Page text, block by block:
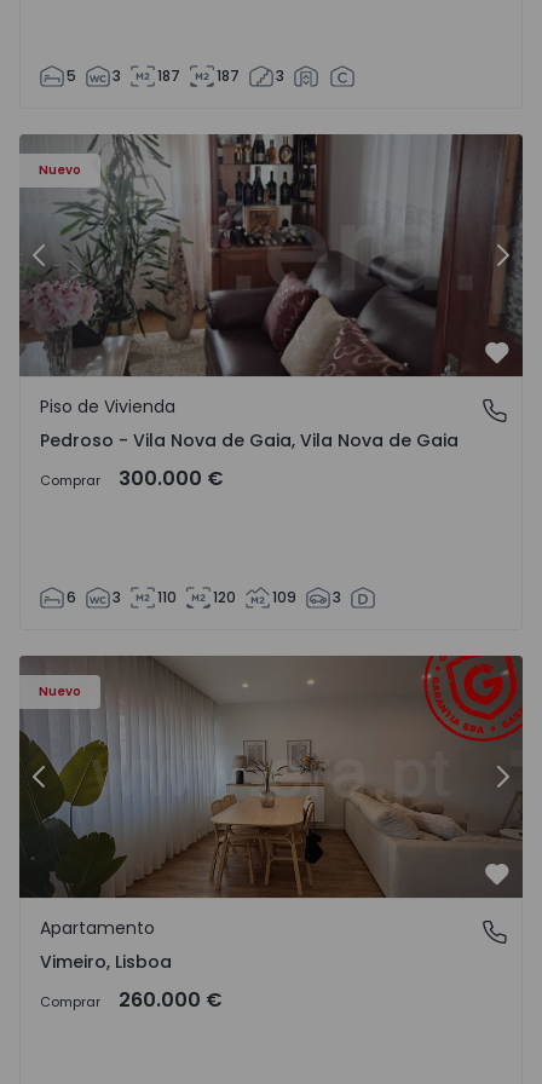
5 3 187 187 3
Nuevo
- 1575635 - 12
Piso de Vivienda T6 Vila Nova de Gaia, Pedroso e
Anterior
Pedroso - Vila Nova de Gaia, Vila Nova de Gaia
Piso de Vivienda
Pedroso - Vila Nova de Gaia, Vila Nova de Gaia
Comprar 300.000 €
6 3 110 120 109 3
Nuevo
Apartamento T1 Lourinhã, Vimeiro - 1575406 - 1
Anterior
Vimeiro, Lisboa
Apartamento
Vimeiro, Lisboa
Comprar 260.000 €